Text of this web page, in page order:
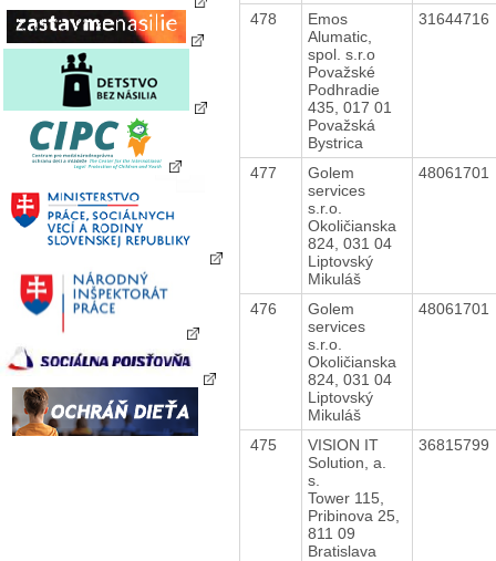
478
Emos
Alumatic,
spol. s.r.o
Považské
Podhradie
435, 017 01
Považská
Bystrica
31644716
477
Golem
services
s.r.o.
Okoličianska
824, 031 04
Liptovský
Mikuláš
48061701
476
Golem
services
s.r.o.
Okoličianska
824, 031 04
Liptovský
Mikuláš
48061701
475
VISION IT
Solution, a.
s.
Tower 115,
Pribinova 25,
811 09
Bratislava
36815799